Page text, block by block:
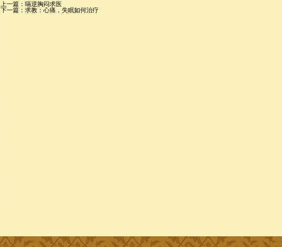
上一篇： 嗝逆胸闷求医
下一篇： 求教：心痛，失眠如何治疗